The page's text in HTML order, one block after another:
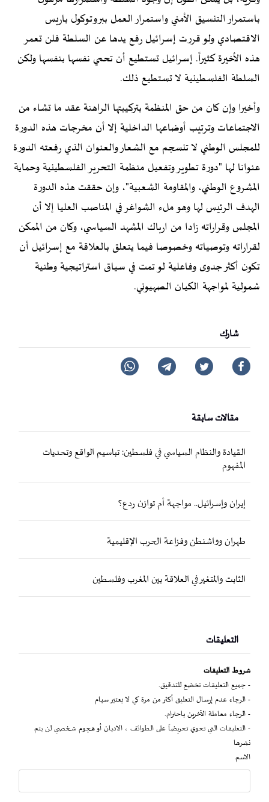
باستمرار التنسيق الأمني واستمرار العمل ببروتوكول باريس
الاقتصادي ولو قررت إسرائيل رفع يدها عن السلطة فلن تعمر
هذه الأخيرة كثيراً. إسرائيل تستطيع أن تحمي نفسها بنفسها ولكن
السلطة الفلسطينية لا تستطيع ذلك.
وأخيرا وإن كان من حق المنظمة بتركيبتها الراهنة عقد ما تشاء من
الاجتماعات وترتيب أوضاعها الداخلية إلا أن مخرجات هذه الدورة
للمجلس الوطني لا تنسجم مع الشعار والعنوان الذي رفعته الدورة
عنوانا لها "دورة تطوير وتفعيل منظمة التحرير الفلسطينية وحماية
المشروع الوطني، والمقاومة الشعبية"، وإن حققت هذه الدورة
الهدف الرئيس لها وهو ملء الشواغر في المناصب العليا إلا أن
المجلس وقراراته زادا من ارباك المشهد السياسي، وكان من الممكن
لقراراته وتوصياته وخصوصا فيما يتعلق بالعلاقة مع إسرائيل أن
تكون أكثر جدوى وفاعلية لو تمت في سياق استراتيجية وطنية
شمولية لمواجهة الكيان الصهيوني.
شارك
مقالات سابقة
القيادة والنظام السياسي في فلسطين: تباسيم الواقع وتحديات
المفهوم
إيران وإسرائيل.. مواجهة أم توازن ردع؟
طهران وواشنطن وفزاعة الحرب الإقليمية
الثابت والمتغير في العلاقة بين المغرب وفلسطين
التعليقات
شروط التعليقات
- جميع التعليقات تخضع للتدقيق.
- الرجاء عدم إرسال التعليق أكثر من مرة كي لا يعتبر سبام
- الرجاء معاملة الآخرين باحترام.
- التعليقات التي تحوي تحريضاً على الطوائف ، الاديان أو هجوم شخصي لن يتم
نشرها
الاسم